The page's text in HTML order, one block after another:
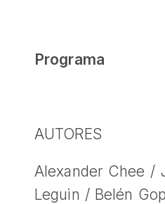
Programa
AUTORES
Alexander Chee /
Leguin / Belén